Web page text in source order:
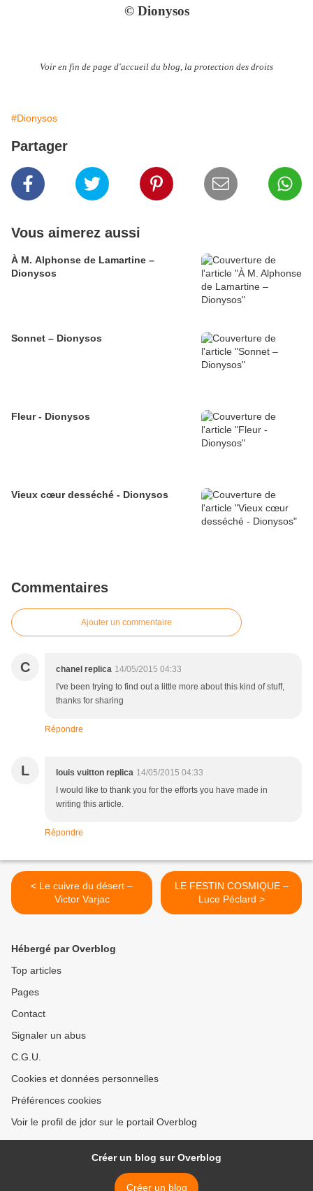
© Dionysos
Voir en fin de page d'accueil du blog, la protection des droits
#Dionysos
Partager
Vous aimerez aussi
À M. Alphonse de Lamartine –
Dionysos
Sonnet – Dionysos
Fleur - Dionysos
Vieux cœur desséché - Dionysos
Commentaires
Ajouter un commentaire
C chanel replica 14/05/2015 04:33
I've been trying to find out a little more about this kind of stuff,
thanks for sharing
Répondre
L louis vuitton replica 14/05/2015 04:33
I would like to thank you for the efforts you have made in
writing this article.
Répondre
< Le cuivre du désert –
Victor Varjac
LE FESTIN COSMIQUE –
Luce Péclard >
Hébergé par Overblog
Top articles
Pages
Contact
Signaler un abus
C.G.U.
Cookies et données personnelles
Préférences cookies
Voir le profil de jdor sur le portail Overblog
Créer un blog sur Overblog
Créer un blog